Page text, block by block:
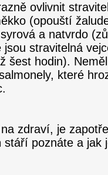
ovlivnit
(opouští
a natvrdo
stravitelná
šest hodin).
které
zdraví, je
poznáte a jak